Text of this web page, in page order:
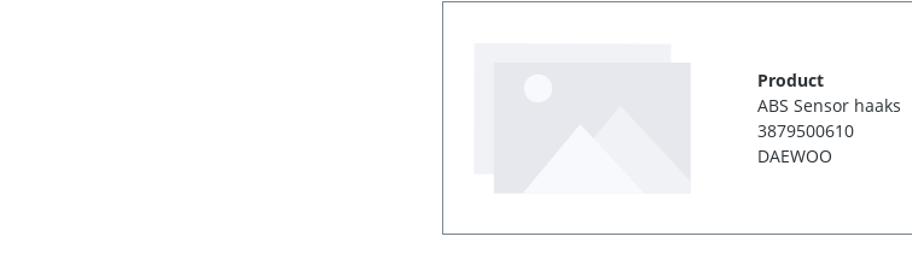
Product
ABS Sensor haaks
3879500610
DAEWOO